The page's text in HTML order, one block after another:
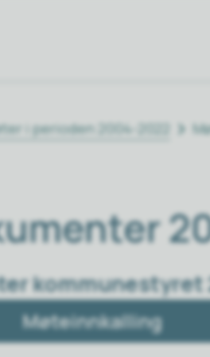
i perioden 2004-2022
kommunestyret
Møteinnkalling